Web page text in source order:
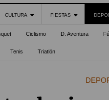
CULTURA FIESTAS
Ciclismo D. Aventura
Tenis Triatlón